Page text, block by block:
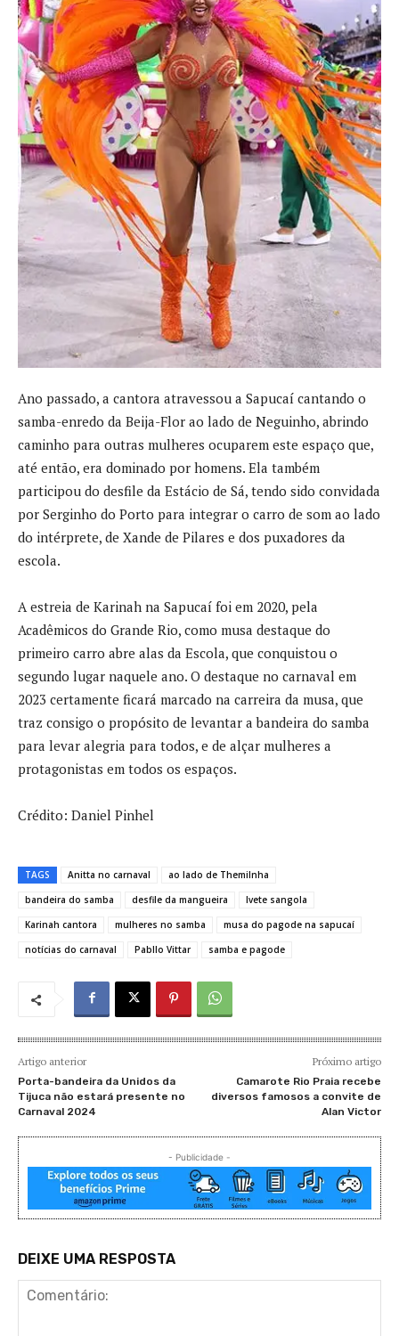
Ano passado, a cantora atravessou a Sapucaí cantando o
samba-enredo da Beija-Flor ao lado de Neguinho, abrindo
caminho para outras mulheres ocuparem este espaço que,
até então, era dominado por homens. Ela também
participou do desfile da Estácio de Sá, tendo sido convidada
por Serginho do Porto para integrar o carro de som ao lado
do intérprete, de Xande de Pilares e dos puxadores da
escola.
A estreia de Karinah na Sapucaí foi em 2020, pela
Acadêmicos do Grande Rio, como musa destaque do
primeiro carro abre alas da Escola, que conquistou o
segundo lugar naquele ano. O destaque no carnaval em
2023 certamente ficará marcado na carreira da musa, que
traz consigo o propósito de levantar a bandeira do samba
para levar alegria para todos, e de alçar mulheres a
protagonistas em todos os espaços.
Crédito: Daniel Pinhel
TAGS Anitta no carnaval
ao lado de Themilnha
bandeira do samba
desfile da mangueira
Ivete sangola
Karinah cantora
mulheres no samba
musa do pagode na sapucaí
notícias do carnaval
Pabllo Vittar samba e pagode
Artigo anterior
Porta-bandeira da Unidos da
Tijuca não estará presente no
Carnaval 2024
Próximo artigo
Camarote Rio Praia recebe
diversos famosos a convite de
Alan Victor
- Publicidade -
DEIXE UMA RESPOSTA